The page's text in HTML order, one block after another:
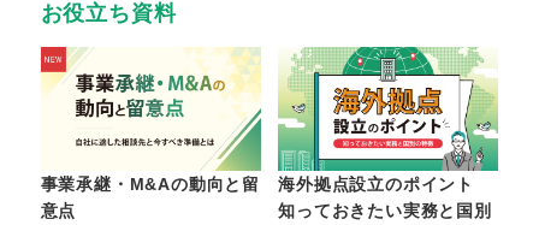
お役立ち資料
事業承継・M&Aの動向と留
意点
海外拠点設立のポイント
知っておきたい実務と国別